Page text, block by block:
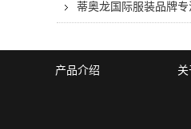
蒂奥龙国际服装品牌
产品介绍